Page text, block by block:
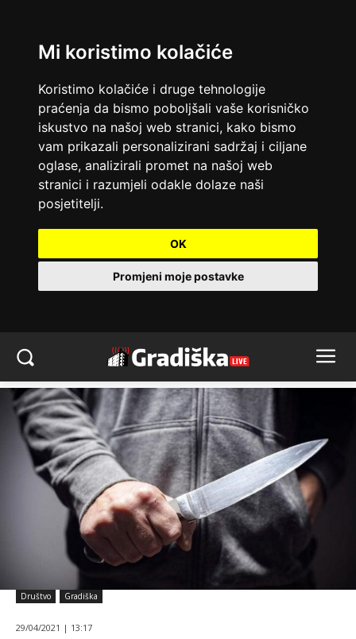
Mi koristimo kolačiće
Koristimo kolačiće i druge tehnologije
praćenja da bismo poboljšali vaše korisničko
iskustvo na našoj web stranici, kako bismo
vam prikazali personalizirani sadržaj i ciljane
oglase, analizirali promet na našoj web
stranici i razumjeli odakle dolaze naši
posjetitelji.
OK
Promjeni moje postavke
Društvo Gradiška
29/04/2021 | 13:17